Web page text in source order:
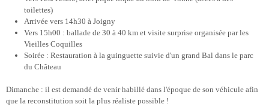
toilettes)
Arrivée vers 14h30 à Joigny
Vers 15h00 : ballade de 30 à 40 km et visite surprise organisée par les
Vieilles Coquilles
Soirée : Restauration à la guinguette suivie d'un grand Bal dans le parc
du Château
Dimanche : il est demandé de venir habillé dans l'époque de son véhicule afin
que la reconstitution soit la plus réaliste possible !